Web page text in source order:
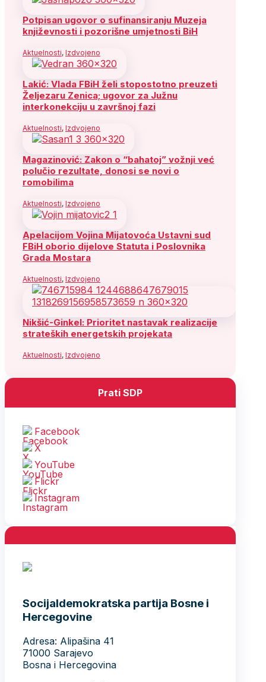
Potpisan ugovor o sufinansiranju Muzeja
književnosti i pozorišne umjetnosti BiH
Aktuelnosti, Izdvojeno
Lakić: Vlada FBiH želi stopostotno preuzeti
Željezaru Zenica; ugovor za Južnu
interkonekciju u završnoj fazi
Aktuelnosti, Izdvojeno
Magazinović: Zakon o “bahatoj” vožnji već
polučio rezultate, donosi se novi o
romobilima
Aktuelnosti, Izdvojeno
Apelacijom Vojina Mijatovoća Ustavni sud
FBiH oborio dijelove Statuta i Poslovnika
Grada Mostara
Aktuelnosti, Izdvojeno
Nikšić-Ginkel: Prioritet nastavak realizacije
strateških energetskih projekata
Aktuelnosti, Izdvojeno
Prati SDP
Facebook
X
YouTube
Flickr
Instagram
Socijaldemokratska partija Bosne i
Hercegovine
Adresa: Alipašina 41
71000 Sarajevo
Bosna i Hercegovina